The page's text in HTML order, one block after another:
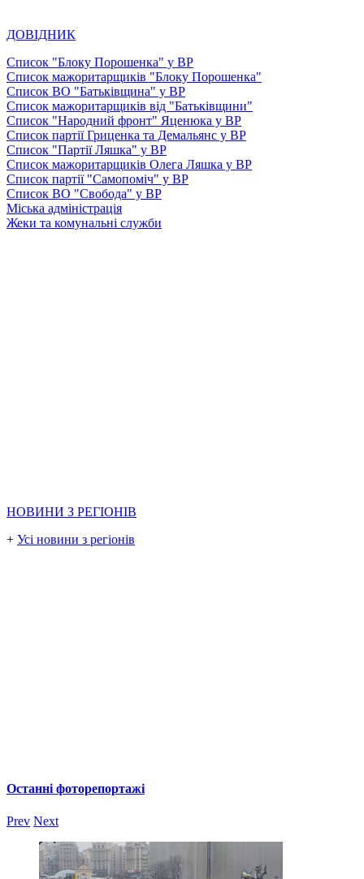
ДОВІДНИК
Список "Блоку Порошенка" у ВР
Список мажоритарщиків "Блоку Порошенка"
Список ВО "Батьківщина" у ВР
Список мажоритарщиків від "Батьківщини"
Список "Народний фронт" Яценюка у ВР
Список партії Гриценка та Демальянс у ВР
Список "Партії Ляшка" у ВР
Список мажоритарщиків Олега Ляшка у ВР
Список партії "Самопоміч" у ВР
Список ВО "Свобода" у ВР
Міська адміністрація
Жеки та комунальні служби
НОВИНИ З РЕГІОНІВ
+ Усі новини з регіонів
Останні фоторепортажі
Prev Next